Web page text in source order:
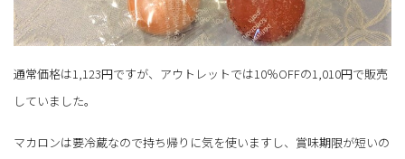
通常価格は1,123円ですが、アウトレットでは10％OFFの1,010円で販売
していました。
マカロンは要冷蔵なので持ち帰りに気を使いますし、賞味期限が短いの